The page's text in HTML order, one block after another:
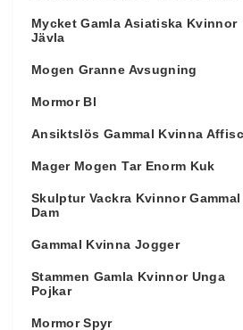
Mycket Gamla Asiatiska Kvinnor
Jävla
Mogen Granne Avsugning
Mormor Bl
Ansiktslös Gammal Kvinna
Mager Mogen Tar Enorm Kuk
Skulptur Vackra Kvinnor Gammal
Dam
Gammal Kvinna Jogger
Stammen Gamla Kvinnor Unga
Pojkar
Mormor Spyr